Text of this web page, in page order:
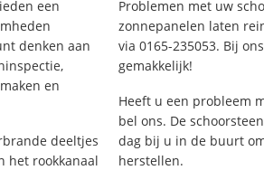
een
denken aan
en
deeltjes
het rookkanaal
Problemen met uw
zonnepanelen laten
via 0165-235053. Bij
gemakkelijk!
Heeft u een probleem
bel ons. De
dag bij u in de buurt
herstellen.